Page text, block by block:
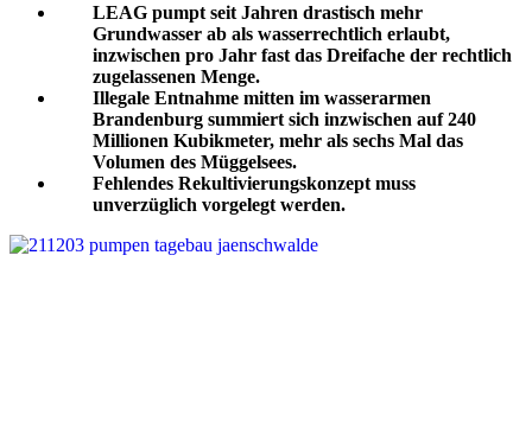
LEAG pumpt seit Jahren drastisch mehr
Grundwasser ab als wasserrechtlich erlaubt,
inzwischen pro Jahr fast das Dreifache der rechtlich
zugelassenen Menge.
Illegale Entnahme mitten im wasserarmen
Brandenburg summiert sich inzwischen auf 240
Millionen Kubikmeter, mehr als sechs Mal das
Volumen des Müggelsees.
Fehlendes Rekultivierungskonzept muss
unverzüglich vorgelegt werden.